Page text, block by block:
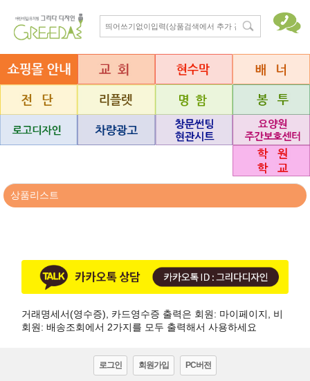
상품리스트
거래명세서(영수증), 카드영수증 출력은 회원: 마이페이지, 비
회원: 배송조회에서 2가지를 모두 출력해서 사용하세요
로그인 회원가입 PC버전